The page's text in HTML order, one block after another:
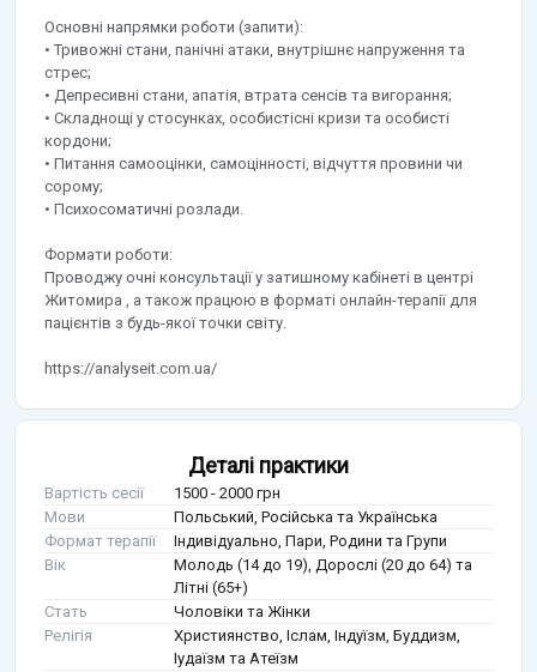
Основні напрямки роботи (запити):
• Тривожні стани, панічні атаки, внутрішнє напруження та
стрес;
• Депресивні стани, апатія, втрата сенсів та вигорання;
• Складнощі у стосунках, особистісні кризи та особисті
кордони;
• Питання самооцінки, самоцінності, відчуття провини чи
сорому;
• Психосоматичні розлади.
Формати роботи:
Проводжу очні консультації у затишному кабінеті в центрі
Житомира , а також працюю в форматі онлайн-терапії для
пацієнтів з будь-якої точки світу.
https://analyseit.com.ua/
Деталі практики
Вартість сесії
1500 - 2000 грн
Мови
Польський, Російська та Українська
Формат терапії
Індивідуально, Пари, Родини та Групи
Вік
Молодь (14 до 19), Дорослі (20 до 64) та
Літні (65+)
Стать
Чоловіки та Жінки
Релігія
Християнство, Іслам, Індуїзм, Буддизм,
Іудаїзм та Атеїзм